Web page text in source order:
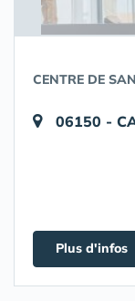
CENTRE DE
06150 -
Plus d'infos